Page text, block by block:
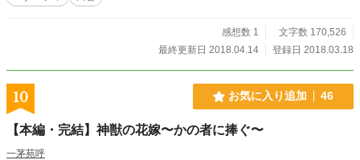
た、”狐の嫁入り”をめぐる恋愛ファンタジー。
感想数 1
文字数 170,526
最終更新日 2018.04.14
登録日 2018.03.18
10 お気に入り追加 46
【本編・完結】神獣の花嫁〜かの者に捧ぐ〜
一茅苑呼